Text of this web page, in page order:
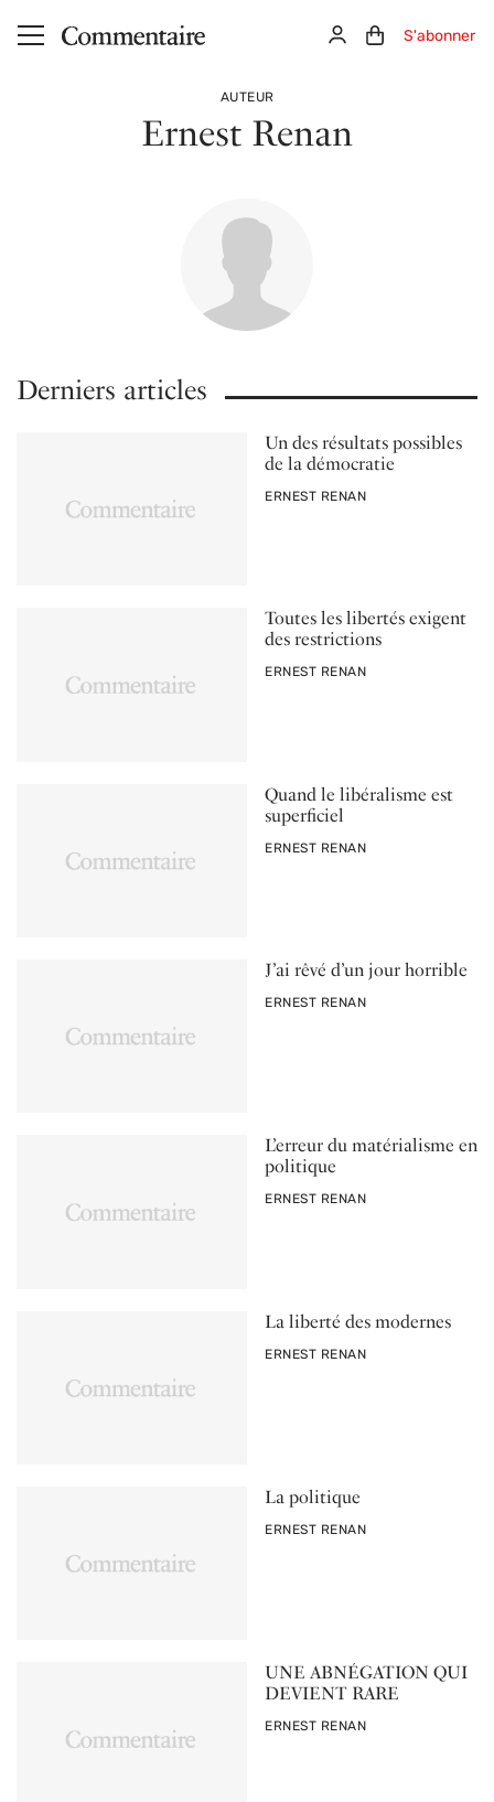
Aller au contenu principal ConnexionPanier (0)
S'abonner
AUTEUR
Ernest Renan
Derniers articles
Un des résultats possibles
de la démocratie
PAR
ERNEST RENAN
Toutes les libertés exigent
des restrictions
PAR
ERNEST RENAN
Quand le libéralisme est
superficiel
PAR
ERNEST RENAN
J’ai rêvé d’un jour horrible
PAR
ERNEST RENAN
L’erreur du matérialisme en
politique
PAR
ERNEST RENAN
La liberté des modernes
PAR
ERNEST RENAN
La politique
PAR
ERNEST RENAN
UNE ABNÉGATION QUI
DEVIENT RARE
PAR
ERNEST RENAN